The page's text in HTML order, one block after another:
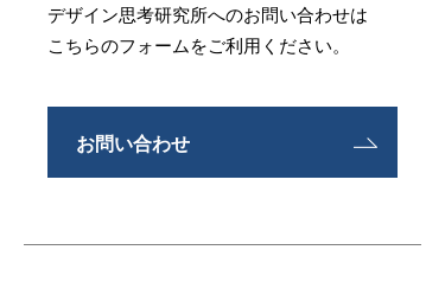
デザイン思考研究所へのお問い合わせは
こちらのフォームをご利用ください。
お問い合わせ